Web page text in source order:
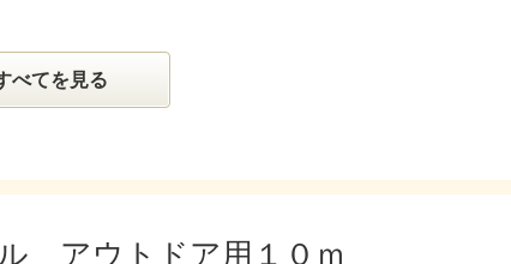
べてを見る
アウトドア用１０ｍ